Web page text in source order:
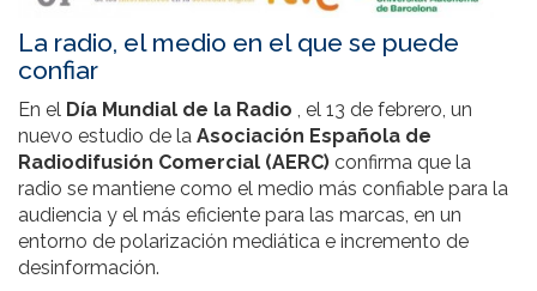
La radio, el medio en el que se puede
confiar
En el Día Mundial de la Radio , el 13 de febrero, un
nuevo estudio de la Asociación Española de
Radiodifusión Comercial (AERC) confirma que la
radio se mantiene como el medio más confiable para la
audiencia y el más eficiente para las marcas, en un
entorno de polarización mediática e incremento de
desinformación.